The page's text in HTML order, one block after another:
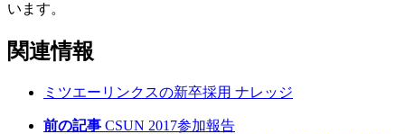
います。
関連情報
ミツエーリンクスの新卒採用 ナレッジ
前の記事 CSUN 2017参加報告